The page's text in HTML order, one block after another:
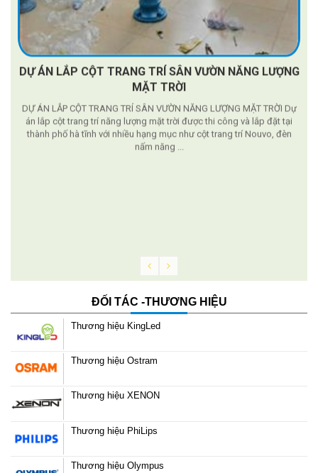
DỰ ÁN LẮP CỘT TRANG TRÍ SÂN VƯỜN NĂNG LƯỢNG
MẶT TRỜI
DỰ ÁN LẮP CỘT TRANG TRÍ SÂN VƯỜN NĂNG LƯỢNG MẶT TRỜI Dự
án lắp cột trang trí năng lượng mặt trời được thi công và lắp đặt tại
thành phố hà tĩnh với nhiều hạng mục như cột trang trí Nouvo, đèn
nấm năng ...
ĐỐI TÁC -THƯƠNG HIỆU
Thương hiệu KingLed
Thương hiệu Ostram
Thương hiệu XENON
Thương hiệu PhiLips
Thương hiệu Olympus